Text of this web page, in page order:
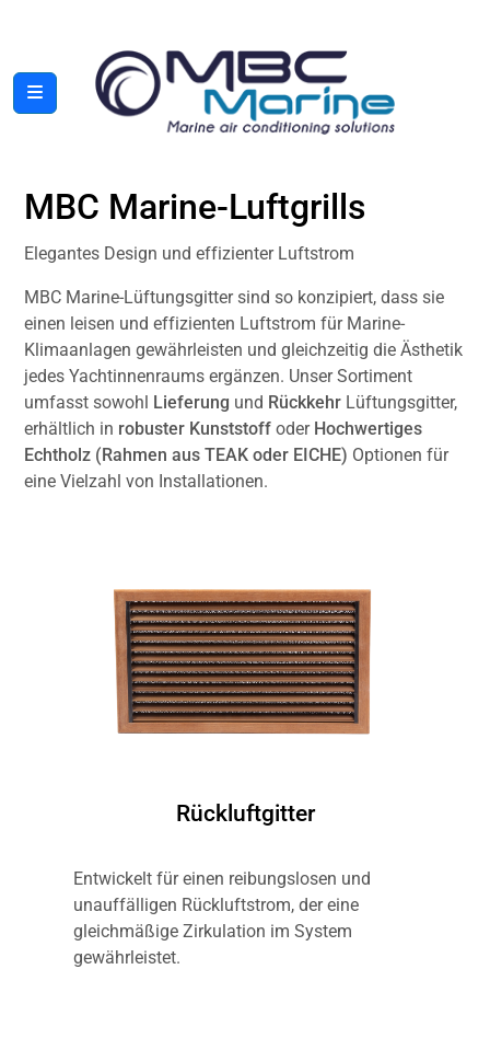
MBC Marine-Luftgrills
Elegantes Design und effizienter Luftstrom
MBC Marine-Lüftungsgitter sind so konzipiert, dass sie
einen leisen und effizienten Luftstrom für Marine-
Klimaanlagen gewährleisten und gleichzeitig die Ästhetik
jedes Yachtinnenraums ergänzen. Unser Sortiment
umfasst sowohl
Lieferung und Rückkehr Lüftungsgitter,
erhältlich in robuster Kunststoff oder Hochwertiges
Echtholz (Rahmen aus TEAK oder EICHE) Optionen für
eine Vielzahl von Installationen.
Rückluftgitter
Entwickelt für einen reibungslosen und
unauffälligen Rückluftstrom, der eine
gleichmäßige Zirkulation im System
gewährleistet.